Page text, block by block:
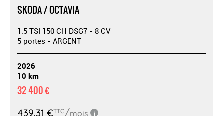
SKODA / OCTAVIA
1.5 TSI 150 CH DSG7 - 8 CV
5 portes - ARGENT
2026
10 km
32 400 €